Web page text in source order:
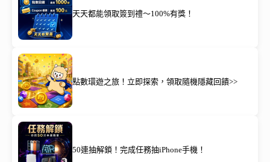
天天都能領取簽到禮～100%有獎！
點數環遊之旅！立即探索，領取隨機隱藏回饋>>
50連抽解鎖！完成任務抽iPhone手機！